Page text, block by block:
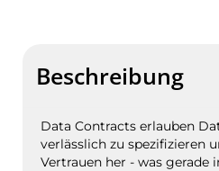
Beschreibung
Data Contracts erlauben
verlässlich zu spezifizieren
Vertrauen her - was gerade